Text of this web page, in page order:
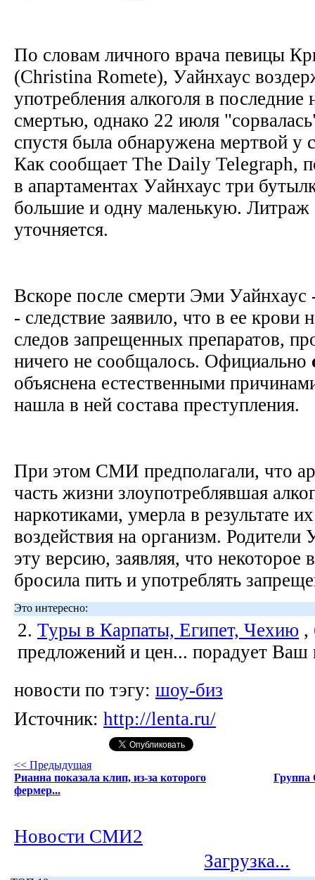
По словам личного врача певицы
(Christina Romete), Уайнхаус
употребления алкоголя в последние
смертью, однако 22 июля
спустя была обнаружена мертвой у
Как сообщает The Daily Telegraph,
в апартаментах Уайнхаус три
большие и одну маленькую. Литраж
уточняется.
Вскоре после смерти Эми Уайнхаус
- следствие заявило, что в ее
следов запрещенных препаратов,
ничего не сообщалось. Официально
объяснена естественными
нашла в ней состава преступления.
При этом СМИ предполагали, что
часть жизни злоупотреблявшая
наркотиками, умерла в результате
воздействия на организм. Родители
эту версию, заявляя, что
бросила пить и употреблять
Это интересно:
2. Туры в Карпаты, Египет, Чехию ,
предложений и цен... порадует Ваш
новости по тэгу: шоу-биз
Источник: http://lenta.ru/
<< Предыдущая
Рианна показала клип, из-за которого
фермер...
Группа
Новости СМИ2
Загрузка...